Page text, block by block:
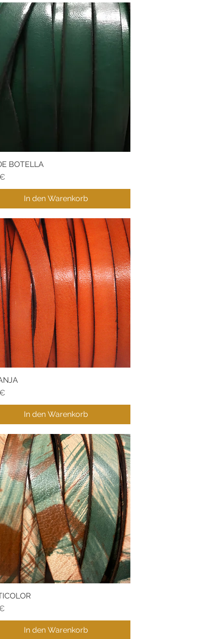
Schnellansicht
BOTELLA
In den Warenkorb
In den Warenkorb
In den Warenkorb